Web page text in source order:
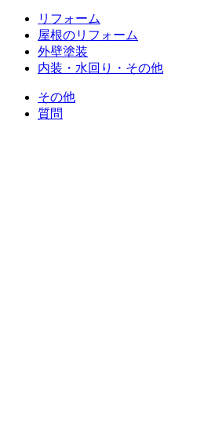
リフォーム
屋根のリフォーム
外壁塗装
内装・水回り・その他
その他
質問